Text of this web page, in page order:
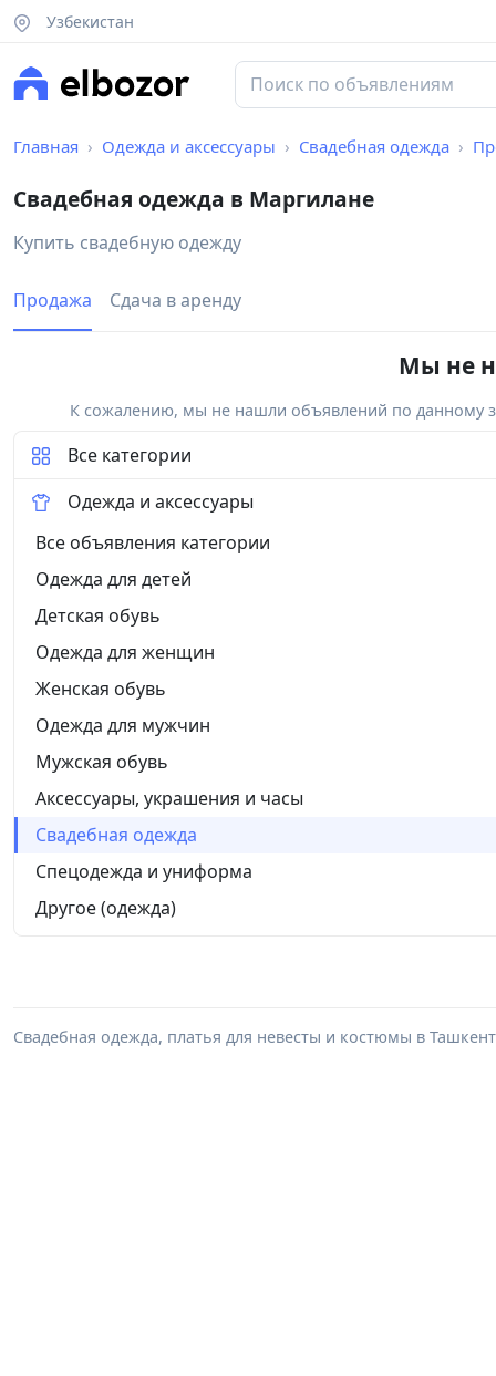
Узбекистан
Главная Одежда и аксессуары Свадебная одежда
Свадебная одежда в Маргилане
Купить свадебную одежду
Продажа Сдача в аренду
Мы не
К сожалению, мы не нашли объявлений по данному
Все категории
Одежда и аксессуары
Все объявления категории
Одежда для детей
Детская обувь
Одежда для женщин
Женская обувь
Одежда для мужчин
Мужская обувь
Аксессуары, украшения и часы
Свадебная одежда
Спецодежда и униформа
Другое (одежда)
Свадебная одежда, платья для невесты и костюмы в